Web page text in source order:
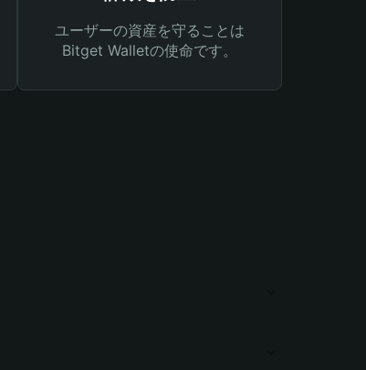
ユーザーの資産を守ることは
Bitget Walletの使命です。